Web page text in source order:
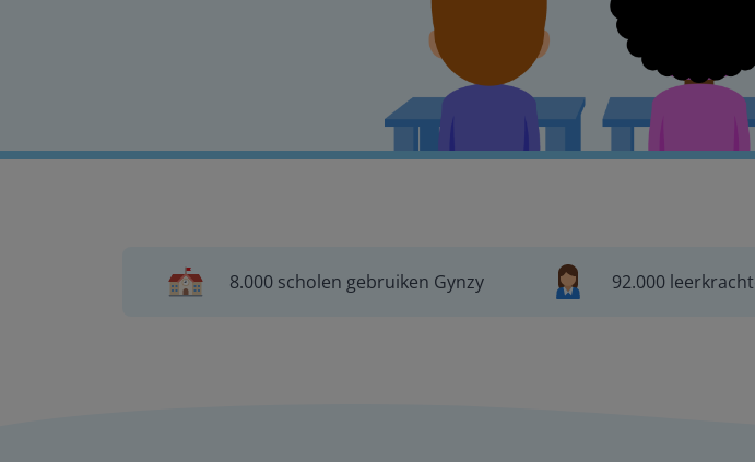
8.000 scholen gebruiken Gynzy 92.000